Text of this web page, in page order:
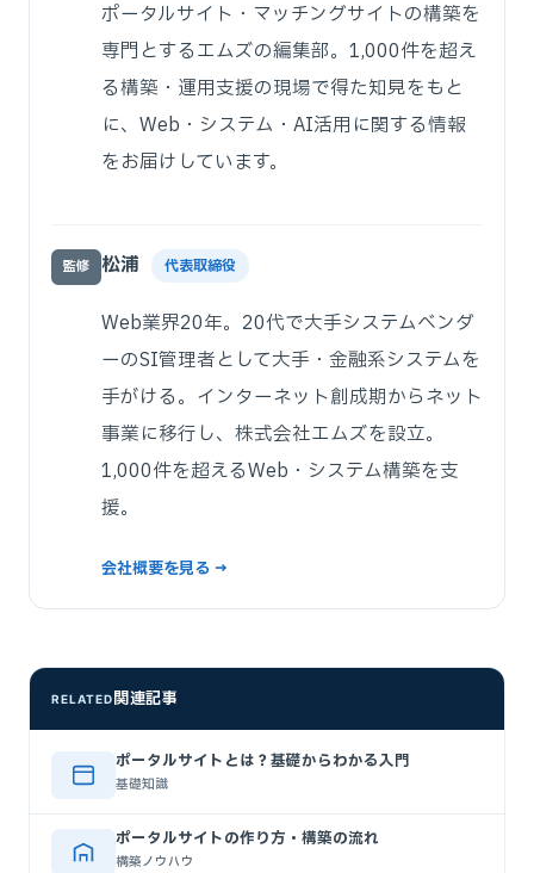
ポータルサイト・マッチングサイトの構築を
専門とするエムズの編集部。1,000件を超え
る構築・運用支援の現場で得た知見をもと
に、Web・システム・AI活用に関する情報
をお届けしています。
監修 松浦 代表取締役
Web業界20年。20代で大手システムベンダ
ーのSI管理者として大手・金融系システムを
手がける。インターネット創成期からネット
事業に移行し、株式会社エムズを設立。
1,000件を超えるWeb・システム構築を支
援。
会社概要を見る →
RELATED関連記事
ポータルサイトとは？基礎からわかる入門
基礎知識
ポータルサイトの作り方・構築の流れ
構築ノウハウ